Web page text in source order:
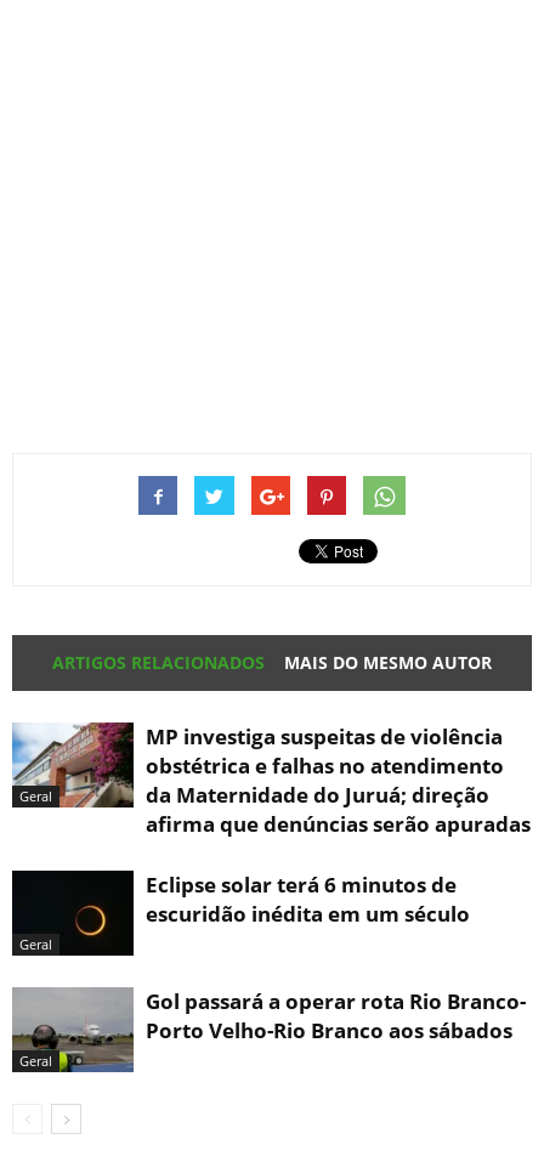
ARTIGOS RELACIONADOS MAIS DO MESMO AUTOR
Geral
MP investiga suspeitas de violência
obstétrica e falhas no atendimento
da Maternidade do Juruá; direção
afirma que denúncias serão apuradas
Geral
Eclipse solar terá 6 minutos de
escuridão inédita em um século
Geral
Gol passará a operar rota Rio Branco-
Porto Velho-Rio Branco aos sábados